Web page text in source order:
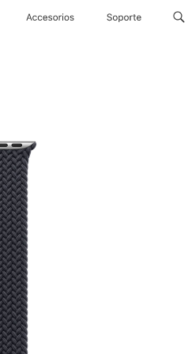
Accesorios Soporte